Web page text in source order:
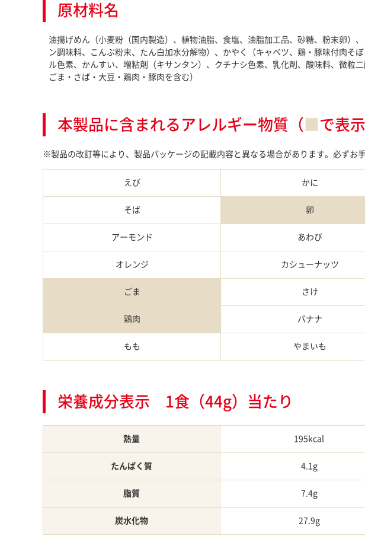
原材料名
油揚げめん（小麦粉（国内製造）、植物油脂、食塩、油脂加工品、砂糖、粉末卵）
ン調味料、こんぶ粉末、たん白加水分解物）、かやく（キャベツ、鶏・豚味付肉そ
ル色素、かんすい、増粘剤（キサンタン）、クチナシ色素、乳化剤、酸味料、微粒
ごま・さば・大豆・鶏肉・豚肉を含む）
本製品に含まれるアレルギー物質（ で表示
※製品の改訂等により、製品パッケージの記載内容と異なる場合があります。必ずお
えび かに
そば 卵
アーモンド あわび
オレンジ カシューナッツ
ごま さけ
鶏肉 バナナ
もも やまいも
栄養成分表示 1食（44g）当たり
熱量 195kcal
たんぱく質 4.1g
脂質 7.4g
炭水化物 27.9g